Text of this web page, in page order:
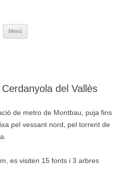
Menú
del Vallès
de metro de Montbau, puja fins
pel vessant nord, pel torrent de
es visiten 15 fonts i 3 arbres